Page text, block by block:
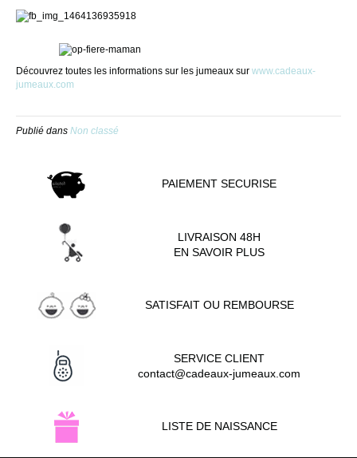
Découvrez toutes les informations sur les jumeaux sur www.cadeaux-
jumeaux.com
Publié dans Non classé
PAIEMENT SECURISE
LIVRAISON 48H
EN SAVOIR PLUS
SATISFAIT OU REMBOURSE
SERVICE CLIENT
contact@cadeaux-jumeaux.com
LISTE DE NAISSANCE